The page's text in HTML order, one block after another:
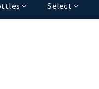
Select